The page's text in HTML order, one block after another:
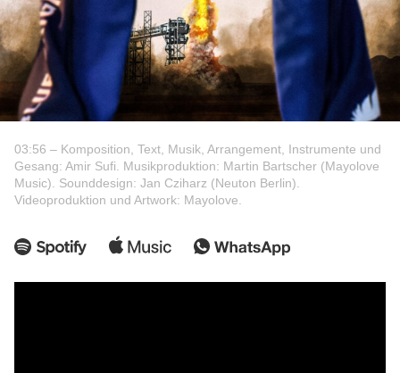
03:56 – Komposition, Text, Musik, Arrangement, Instrumente und
Gesang: Amir Sufi. Musikproduktion: Martin Bartscher (Mayolove
Music). Sounddesign: Jan Cziharz (Neuton Berlin).
Videoproduktion und Artwork: Mayolove.